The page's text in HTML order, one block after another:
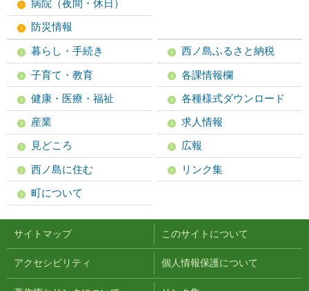
病院（夜間・休日）
防災情報
暮らし・手続き
子育て・教育
健康・医療・福祉
産業
見どころ
西ノ島に住む
町について
西ノ島ふるさと納税
各課情報欄
各種様式ダウンロード
求人情報
広報
リンク集
サイトマップ このサイトについて
アクセシビリティ 個人情報保護について